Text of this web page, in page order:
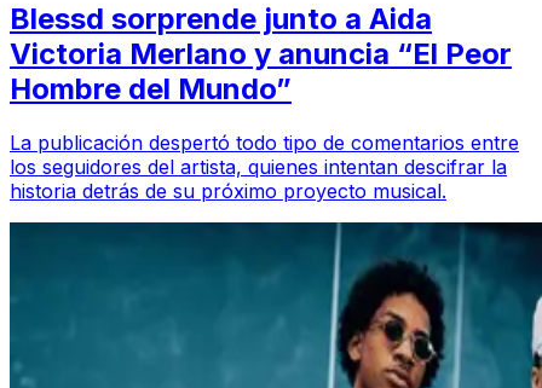
Blessd sorprende junto a Aida
Victoria Merlano y anuncia “El Peor
Hombre del Mundo”
La publicación despertó todo tipo de comentarios entre
los seguidores del artista, quienes intentan descifrar la
historia detrás de su próximo proyecto musical.